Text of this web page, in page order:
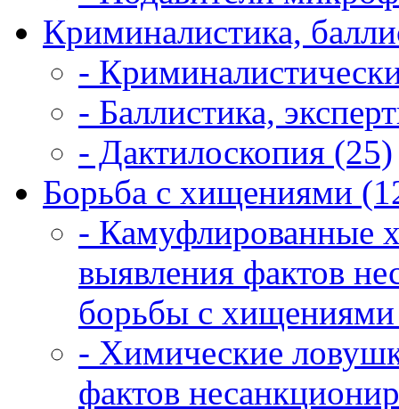
Криминалистика,
-
- Баллистика,
- Дактилоскопия (25)
Борьба с хищениями
- Камуфлированные
выявления фактов
борьбы с
- Химические
фактов